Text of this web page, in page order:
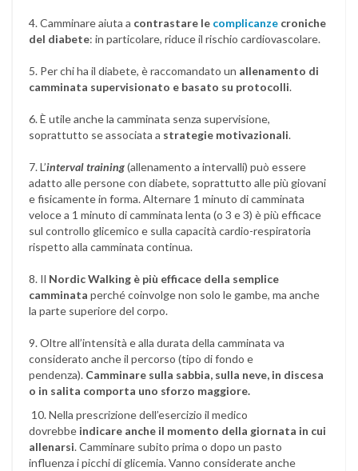
4. Camminare aiuta a contrastare le complicanze croniche
del diabete: in particolare, riduce il rischio cardiovascolare.
5. Per chi ha il diabete, è raccomandato un allenamento di
camminata supervisionato e basato su protocolli.
6. È utile anche la camminata senza supervisione,
soprattutto se associata a strategie motivazionali.
7. L’interval training(allenamento a intervalli) può essere
adatto alle persone con diabete, soprattutto alle più giovani
e fisicamente in forma. Alternare 1 minuto di camminata
veloce a 1 minuto di camminata lenta (o 3 e 3) è più efficace
sul controllo glicemico e sulla capacità cardio-respiratoria
rispetto alla camminata continua.
8. Il Nordic Walking è più efficace della semplice
camminata perché coinvolge non solo le gambe, ma anche
la parte superiore del corpo.
9. Oltre all’intensità e alla durata della camminata va
considerato anche il percorso (tipo di fondo e
pendenza). Camminare sulla sabbia, sulla neve, in discesa
o in salita comporta uno sforzo maggiore.
10. Nella prescrizione dell’esercizio il medico
dovrebbe indicare anche il momento della giornata in cui
allenarsi. Camminare subito prima o dopo un pasto
influenza i picchi di glicemia. Vanno considerate anche